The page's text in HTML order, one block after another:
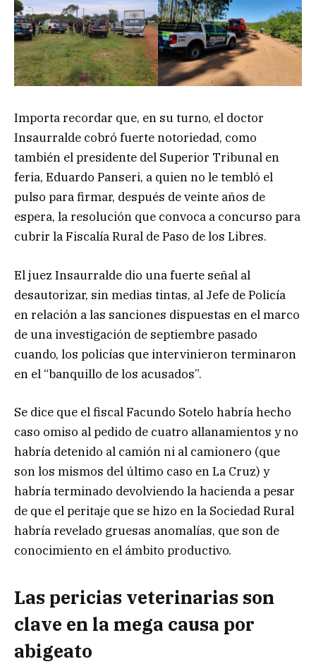
Importa recordar que, en su turno, el doctor
Insaurralde cobró fuerte notoriedad, como
también el presidente del Superior Tribunal en
feria, Eduardo Panseri, a quien no le tembló el
pulso para firmar, después de veinte años de
espera, la resolución que convoca a concurso para
cubrir la Fiscalía Rural de Paso de los Libres.
El juez Insaurralde dio una fuerte señal al
desautorizar, sin medias tintas, al Jefe de Policía
en relación a las sanciones dispuestas en el marco
de una investigación de septiembre pasado
cuando, los policías que intervinieron terminaron
en el “banquillo de los acusados”.
Se dice que el fiscal Facundo Sotelo habría hecho
caso omiso al pedido de cuatro allanamientos y no
habría detenido al camión ni al camionero (que
son los mismos del último caso en La Cruz) y
habría terminado devolviendo la hacienda a pesar
de que el peritaje que se hizo en la Sociedad Rural
habría revelado gruesas anomalías, que son de
conocimiento en el ámbito productivo.
Las pericias veterinarias son
clave en la mega causa por
abigeato